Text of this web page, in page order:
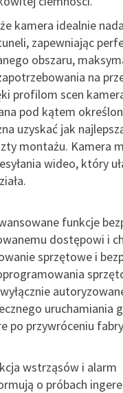
kamera idealnie
zapewniając
obszaru,
na
profilom scen
pod kątem
uzyskać jak
montażu. Kamera
wideo, który
funkcje
dostępowi i
sprzętowe i
uruchamiania
po przywróceniu
wstrząsów i alarm
o próbach